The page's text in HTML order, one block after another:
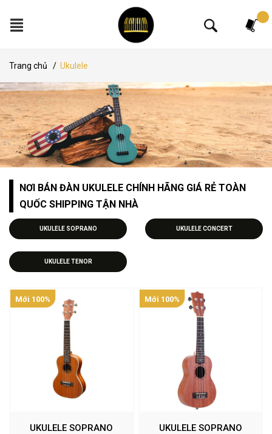
Trang chủ / Ukulele
NƠI BÁN ĐÀN UKULELE CHÍNH HÃNG GIÁ RẺ TOÀN
QUỐC SHIPPING TẬN NHÀ
UKULELE SOPRANO UKULELE CONCERT
UKULELE TENOR
Mới 100%
UKULELE SOPRANO
Mới 100%
UKULELE SOPRANO